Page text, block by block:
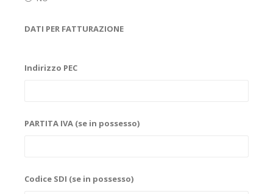
DATI PER FATTURAZIONE
Indirizzo PEC
PARTITA IVA (se in possesso)
Codice SDI (se in possesso)